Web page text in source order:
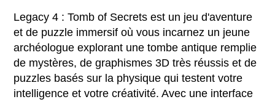
Legacy 4 : Tomb of Secrets est un jeu d'aventure
et de puzzle immersif où vous incarnez un jeune
archéologue explorant une tombe antique remplie
de mystères, de graphismes 3D très réussis et de
puzzles basés sur la physique qui testent votre
intelligence et votre créativité. Avec une interface